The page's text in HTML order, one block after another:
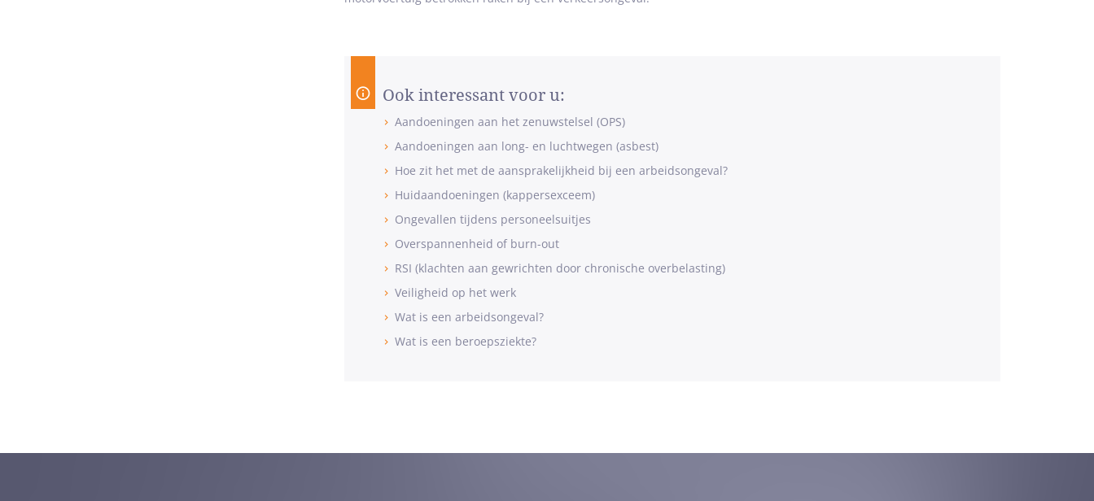
Ook interessant voor u:
Aandoeningen aan het zenuwstelsel (OPS)
Aandoeningen aan long- en luchtwegen (asbest)
Hoe zit het met de aansprakelijkheid bij een arbeidsongeval?
Huidaandoeningen (kappersexceem)
Ongevallen tijdens personeelsuitjes
Overspannenheid of burn-out
RSI (klachten aan gewrichten door chronische overbelasting)
Veiligheid op het werk
Wat is een arbeidsongeval?
Wat is een beroepsziekte?